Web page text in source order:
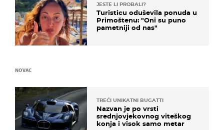
JESTE LI PROBALI?
Turisticu oduševila ponuda u
Primoštenu: "Oni su puno
pametniji od nas"
NOVAC
TREĆI UNIKATNI BUGATTI
Nazvan je po vrsti
srednjovjekovnog viteškog
konja i visok samo metar